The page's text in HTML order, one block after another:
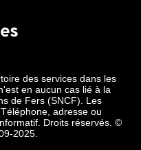
des services dans les
en aucun cas lié à la
de Fers (SNCF). Les
adresse ou
Droits réservés. ©
2025.